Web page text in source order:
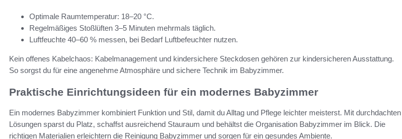
Optimale Raumtemperatur: 18–20 °C.
Regelmäßiges Stoßlüften 3–5 Minuten mehrmals täglich.
Luftfeuchte 40–60 % messen, bei Bedarf Luftbefeuchter nutzen.
Kein offenes Kabelchaos: Kabelmanagement und kindersichere Steckdosen gehören zur kindersicheren Ausstattung.
So sorgst du für eine angenehme Atmosphäre und sichere Technik im Babyzimmer.
Praktische Einrichtungsideen für ein modernes Babyzimmer
Ein modernes Babyzimmer kombiniert Funktion und Stil, damit du Alltag und Pflege leichter meisterst. Mit durchdachten
Lösungen sparst du Platz, schaffst ausreichend Stauraum und behältst die Organisation Babyzimmer im Blick. Die
richtigen Materialien erleichtern die Reinigung Babyzimmer und sorgen für ein gesundes Ambiente.